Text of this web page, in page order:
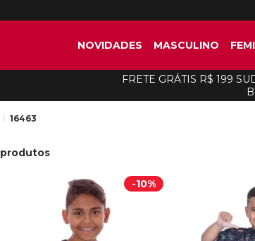
NOVIDADES MASCULINO
FRETE GRÁTIS R$ 199
16463
produtos
-10%